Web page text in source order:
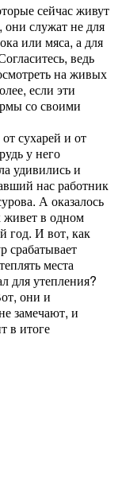
сейчас живут
они служат не для
или мяса, а для
ведь
на живых
если эти
со своими
сухарей и от
у него
удивились и
нас работник
А оказалось
живет в одном
год. И вот, как
срабатывает
места
для утепления?
они и
замечают, и
в итоге